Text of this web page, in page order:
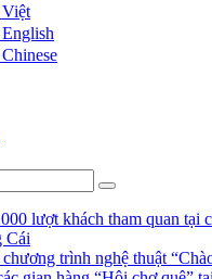
English
Chinese
lượt khách tham quan tại
Cái
trình nghệ thuật